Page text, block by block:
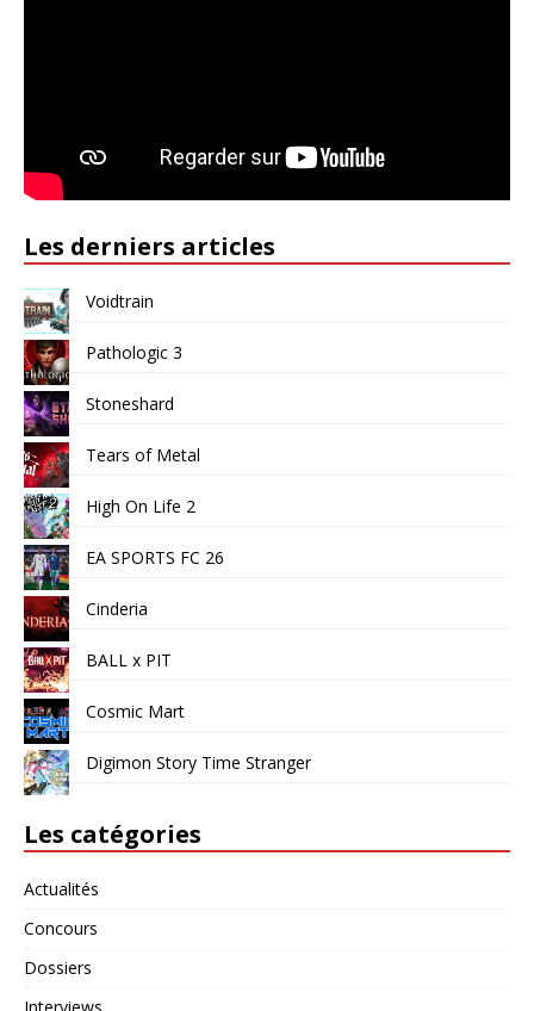
Les derniers articles
Voidtrain
Pathologic 3
Stoneshard
Tears of Metal
High On Life 2
EA SPORTS FC 26
Cinderia
BALL x PIT
Cosmic Mart
Digimon Story Time Stranger
Les catégories
Actualités
Concours
Dossiers